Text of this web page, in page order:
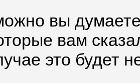
вы думаете о
вам
это будет